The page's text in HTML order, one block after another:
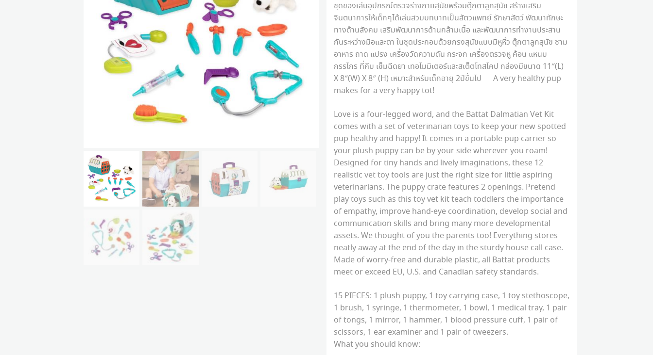
ชุดของเล่นอุปกรณ์ตรวจร่างกายสุนัขพร้อมตุ๊กตาลูกสุนัข สร้างเสริม
จินตนาการให้เด็กๆได้เล่นสวมบทบาทเป็นสัตวแพทย์ รักษาสัตว์ พัฒนาทักษะ
ทางด้านสังคม เสริมพัฒนาการด้านกล้ามเนื้อ และพัฒนาการทำงานประสาน
กันระหว่างมือและตา ในชุดประกอบด้วยกรงสุนัขแบบมีหูหิ้ว ตุ๊กตาลูกสุนัข ชาม
อาหาร ถาด แปรง เครื่องวัดความดัน กระจก เครื่องตรวจหู ค้อน แหนบ
กรรไกร ที่คีบ เข็มฉีดยา เทอโมมิเตอร์และสเต็ตโทสโคป กล่องมีขนาด 11″(L)
X 8″(W) X 8″ (H) เหมาะสำหรับเด็กอายุ 2ปีขึ้นไป A very healthy pup
makes for a very happy tot!
Love is a four-legged word, and the Battat Dalmatian Vet Kit
comes with a set of veterinarian toys to keep your new spotted
pup healthy and happy! It comes in a portable pup carrier so
your plush puppy can be by your side wherever you roam!
Designed for tiny hands and lively imaginations, these 12
realistic vet toy tools are just the right size for little aspiring
veterinarians. The puppy crate features 2 openings. Pretend
play toys such as this toy vet kit teach toddlers the importance
of empathy, improve hand-eye coordination, develop social and
communication skills and bring many more developmental
assets. We thought of you the parents too! Everything stores
neatly away at the end of the day in the sturdy house call case.
Made of worry-free and durable plastic, all Battat products
meet or exceed EU, U.S. and Canadian safety standards.
15 PIECES: 1 plush puppy, 1 toy carrying case, 1 toy stethoscope,
1 brush, 1 syringe, 1 thermometer, 1 bowl, 1 medical tray, 1 pair
of tongs, 1 mirror, 1 hammer, 1 blood pressure cuff, 1 pair of
scissors, 1 ear examiner and 1 pair of tweezers.
What you should know: